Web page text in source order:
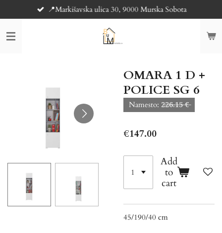
to
main
content
📍Markišavska ulica 30, 9000 Murska Sobota
OMARA 1 D +
POLICE SG 6
Namesto: 2̶2̶6̶.̶1̶5̶ €̶
€147.00
Add
to
cart
45/190/40 cm